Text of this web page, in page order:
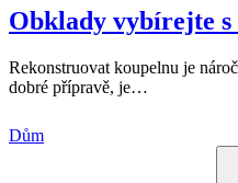
Obklady vybírejte s
Rekonstruovat koupelnu je
dobré přípravě, je…
Dům